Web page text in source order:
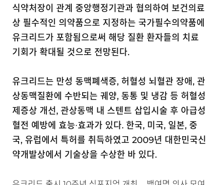
식약처장이 관계 중앙행정기관과 협의하여 보건의료
상 필수적인 의약품으로 지정하는 국가필수의약품에
유크리드가 포함됨으로써 해당 질환 환자들의 치료
기회가 확대될 것으로 전망된다.
유크리드는 만성 동맥폐색증, 허혈성 뇌혈관 장애, 관
상동맥질환에 수반되는 궤양, 동통 및 냉감 등 허혈성
제증상 개선, 관상동맥 내 스텐트 삽입시술 후 아급성
혈전 예방에 효능∙효과가 있다. 한국, 미국, 일본, 중
국, 유럽에서 특허를 취득하였고 2009년 대한민국신
약개발상에서 기술상을 수상한 바 있다.